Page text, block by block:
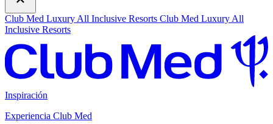
Club Med Luxury All Inclusive Resorts Club Med Luxury All
Inclusive Resorts
Inspiración
Experiencia Club Med